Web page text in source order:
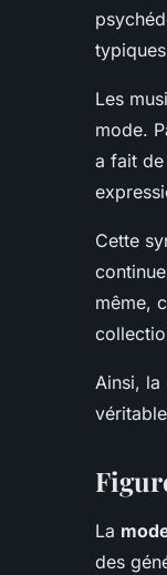
Les
mode.
a fait
Cette
même,
Ainsi, la
La
des